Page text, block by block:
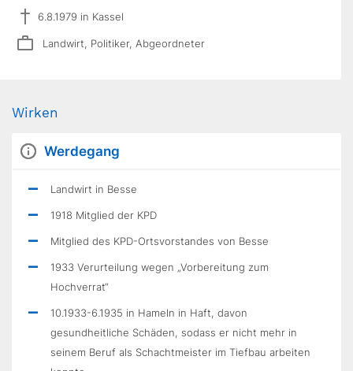
6.8.1979 in Kassel
Landwirt, Politiker, Abgeordneter
Wirken
Werdegang
Landwirt in Besse
1918 Mitglied der KPD
Mitglied des KPD-Ortsvorstandes von Besse
1933 Verurteilung wegen „Vorbereitung zum
Hochverrat“
10.1933-6.1935 in Hameln in Haft, davon
gesundheitliche Schäden, sodass er nicht mehr in
seinem Beruf als Schachtmeister im Tiefbau arbeiten